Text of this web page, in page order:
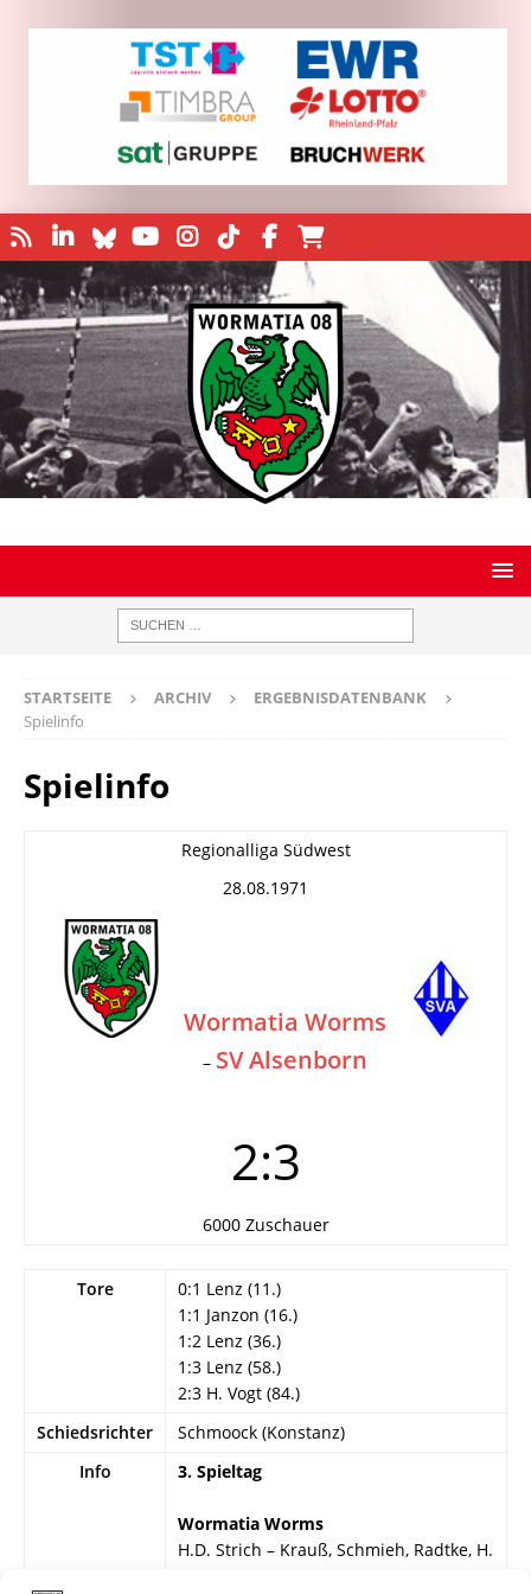
STARTSEITE ARCHIV
ERGEBNISDATENBANK
Spielinfo
Spielinfo
Regionalliga Südwest
28.08.1971
Wormatia Worms
– SV Alsenborn
2:3
6000 Zuschauer
Tore
0:1 Lenz (11.)
1:1 Janzon (16.)
1:2 Lenz (36.)
1:3 Lenz (58.)
2:3 H. Vogt (84.)
Schiedsrichter
Schmoock (Konstanz)
Info
3. Spieltag
Wormatia Worms
H.D. Strich – Krauß, Schmieh, Radtke, H.